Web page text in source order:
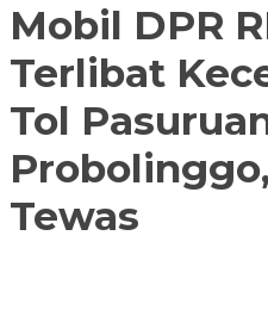
Mobil DPR
Terlibat
Tol
Tewas